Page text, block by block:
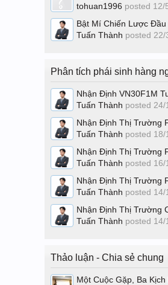
tohuan1996 posted 12/
Bật Mí Chiến Lược Đầu
Tuấn Thành posted 22/
Phân tích phái sinh hàng
Nhận Định VN30F1M
Tuấn Thành posted 24/
Nhận Định Thị Trường
Tuấn Thành posted 18/
Nhận Định Thị Trường
Tuấn Thành posted 16/
Nhận Định Thị Trường
Tuấn Thành posted 14/
Nhận Định Thị Trường
Tuấn Thành posted 14/
Thảo luận - Chia sẻ chung
Một Cuộc Gặp, Ba Kịch